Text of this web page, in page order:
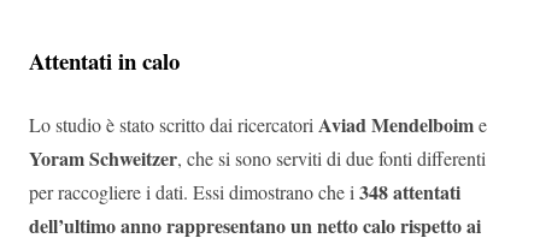
Attentati in calo
Lo studio è stato scritto dai ricercatoriAviad Mendelboime
Yoram Schweitzer, che si sono serviti di due fonti differenti
per raccogliere i dati. Essi dimostrano che i348 attentati
dell’ultimo anno rappresentano un netto calo rispetto ai